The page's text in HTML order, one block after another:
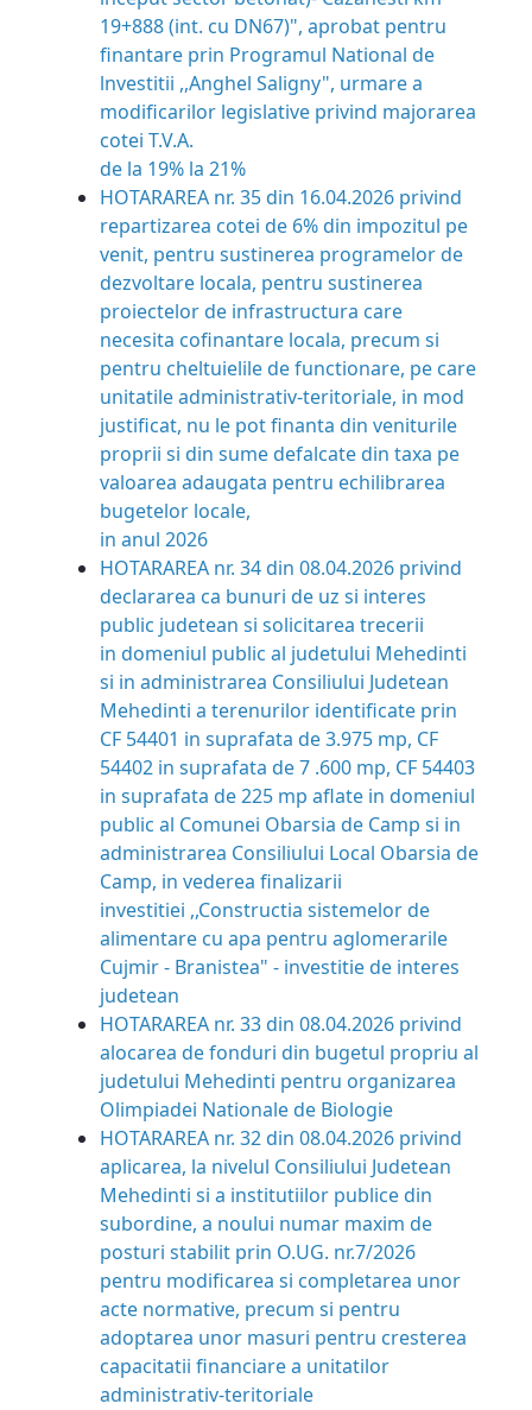
19+888 (int. cu DN67)", aprobat pentru
finantare prin Programul National de
lnvestitii ,,Anghel Saligny", urmare a
modificarilor legislative privind majorarea
cotei T.V.A.
de la 19% la 21%
HOTARAREA nr. 35 din 16.04.2026 privind
repartizarea cotei de 6% din impozitul pe
venit, pentru sustinerea programelor de
dezvoltare locala, pentru sustinerea
proiectelor de infrastructura care
necesita cofinantare locala, precum si
pentru cheltuielile de functionare, pe care
unitatile administrativ-teritoriale, in mod
justificat, nu le pot finanta din veniturile
proprii si din sume defalcate din taxa pe
valoarea adaugata pentru echilibrarea
bugetelor locale,
in anul 2026
HOTARAREA nr. 34 din 08.04.2026 privind
declararea ca bunuri de uz si interes
public judetean si solicitarea trecerii
in domeniul public al judetului Mehedinti
si in administrarea Consiliului Judetean
Mehedinti a terenurilor identificate prin
CF 54401 in suprafata de 3.975 mp, CF
54402 in suprafata de 7 .600 mp, CF 54403
in suprafata de 225 mp aflate in domeniul
public al Comunei Obarsia de Camp si in
administrarea Consiliului Local Obarsia de
Camp, in vederea finalizarii
investitiei ,,Constructia sistemelor de
alimentare cu apa pentru aglomerarile
Cujmir - Branistea" - investitie de interes
judetean
HOTARAREA nr. 33 din 08.04.2026 privind
alocarea de fonduri din bugetul propriu al
judetului Mehedinti pentru organizarea
Olimpiadei Nationale de Biologie
HOTARAREA nr. 32 din 08.04.2026 privind
aplicarea, la nivelul Consiliului Judetean
Mehedinti si a institutiilor publice din
subordine, a noului numar maxim de
posturi stabilit prin O.UG. nr.7/2026
pentru modificarea si completarea unor
acte normative, precum si pentru
adoptarea unor masuri pentru cresterea
capacitatii financiare a unitatilor
administrativ-teritoriale